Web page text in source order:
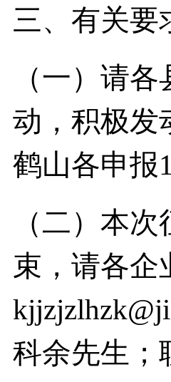
三、有关要
（一）请
动，积极发
鹤山各申报
（二）本
束，请各企
科余先生；